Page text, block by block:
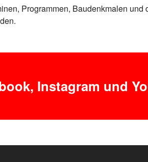
Programmen, Baudenkmalen
Instagram und